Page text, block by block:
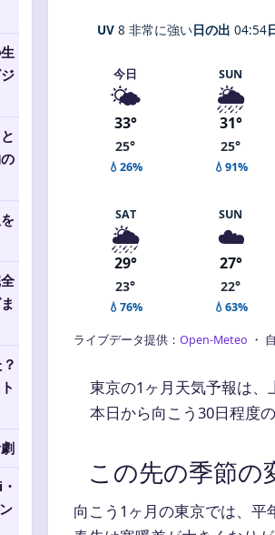
UV 8 非常に強い日の出 04:54
今日
🌤️
33°
25°
💧26%
SUN
🌦️
31°
25°
💧91%
SAT
🌦️
29°
23°
💧76%
SUN
☁️
27°
22°
💧63%
ライブデータ提供： Open-Meteo ・
東京の1ヶ月天気予報は、
本日から向こう30日程度
この先の季節の
向こう1ヶ月の東京では、平